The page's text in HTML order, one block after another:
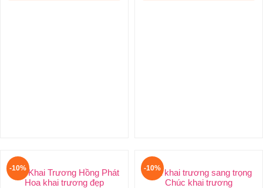
-10%Hoa khai trương đẹp
Hoa Khai Trương Hồng Phát